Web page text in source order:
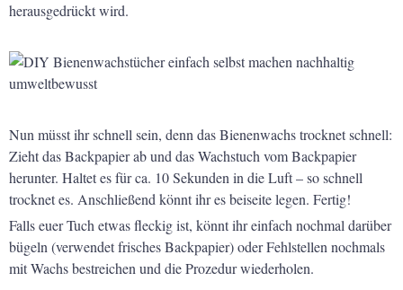
herausgedrückt wird.
Nun müsst ihr schnell sein, denn das Bienenwachs trocknet schnell:
Zieht das Backpapier ab und das Wachstuch vom Backpapier
herunter. Haltet es für ca. 10 Sekunden in die Luft – so schnell
trocknet es. Anschließend könnt ihr es beiseite legen. Fertig!
Falls euer Tuch etwas fleckig ist, könnt ihr einfach nochmal darüber
bügeln (verwendet frisches Backpapier) oder Fehlstellen nochmals
mit Wachs bestreichen und die Prozedur wiederholen.